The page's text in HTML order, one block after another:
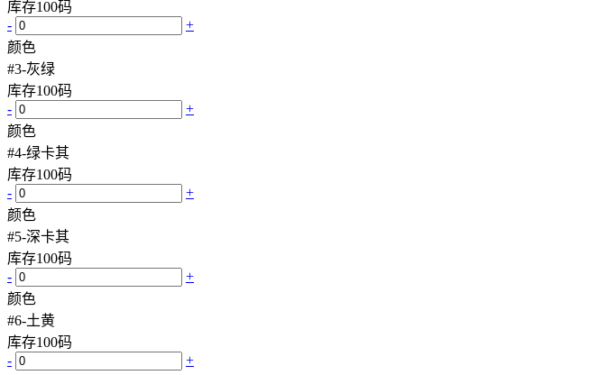
库存100码
-
+
颜色
#3-灰绿
库存100码
-
+
颜色
#4-绿卡其
库存100码
-
+
颜色
#5-深卡其
库存100码
-
+
颜色
#6-土黄
库存100码
-
+